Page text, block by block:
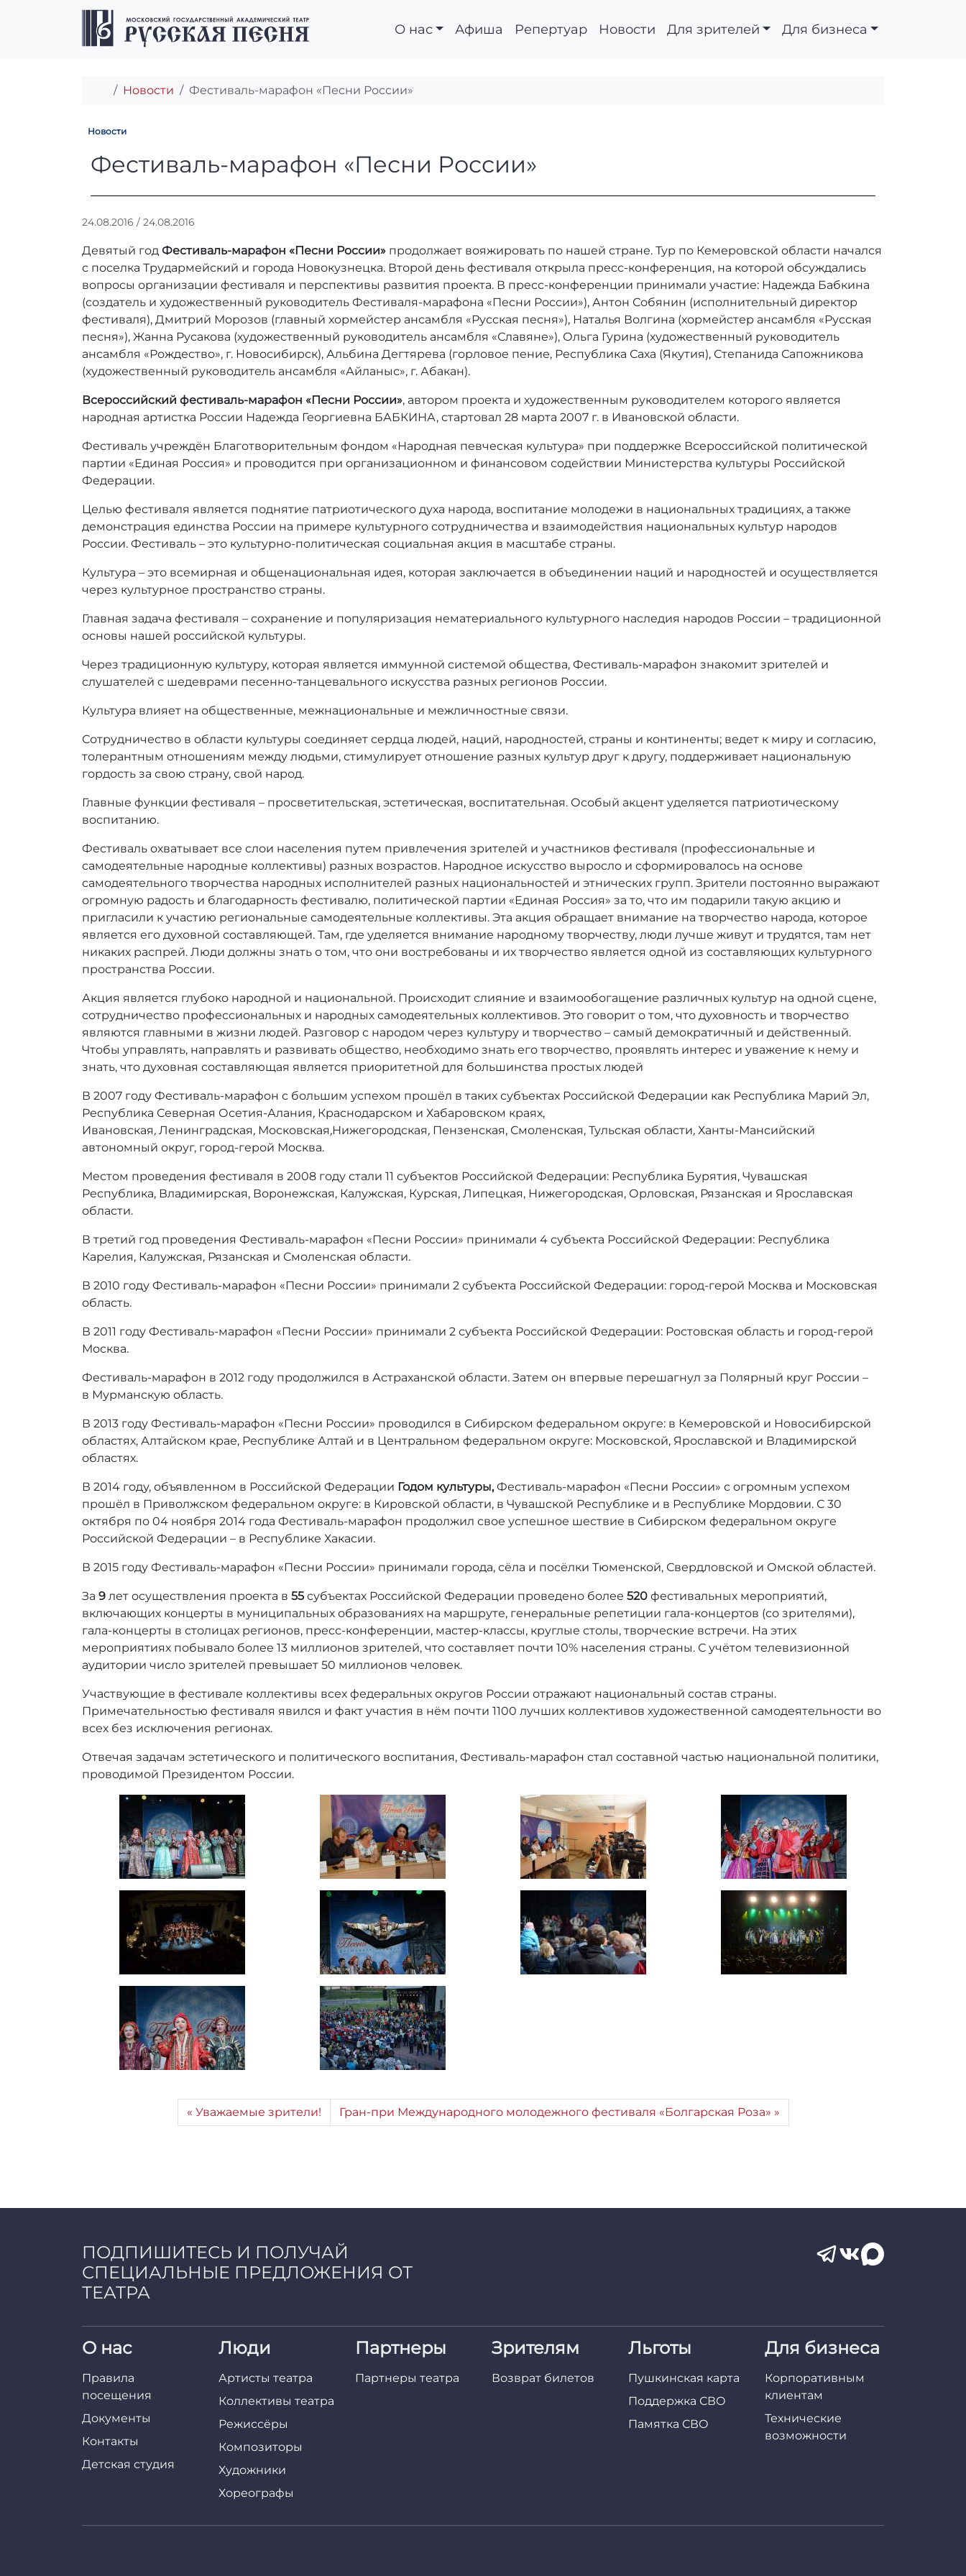
Перейти к содержимому
Перейти к футеру
О нас Афиша Репертуар Новости Для зрителей Для бизнеса
Главная
Новости Фестиваль-марафон «Песни России»
Новости
Фестиваль-марафон «Песни России»
Фестиваль-марафон «Песни России»
24.08.2016 / 24.08.2016
т
о
р
r
_
a
d
i
n
Девятый год Фестиваль-марафон «Песни России» продолжает вояжировать по нашей стране. Тур по Кемеровской области начался
с поселка Трудармейский и города Новокузнецка. Второй день фестиваля открыла пресс-конференция, на которой обсуждались
вопросы организации фестиваля и перспективы развития проекта. В пресс-конференции принимали участие: Надежда Бабкина
(создатель и художественный руководитель Фестиваля-марафона «Песни России»), Антон Собянин (исполнительный директор
фестиваля), Дмитрий Морозов (главный хормейстер ансамбля «Русская песня»), Наталья Волгина (хормейстер ансамбля «Русская
песня»), Жанна Русакова (художественный руководитель ансамбля «Славяне»), Ольга Гурина (художественный руководитель
ансамбля «Рождество», г. Новосибирск), Альбина Дегтярева (горловое пение, Республика Саха (Якутия), Степанида Сапожникова
(художественный руководитель ансамбля «Айланыс», г. Абакан).
Всероссийский фестиваль-марафон «Песни России», автором проекта и художественным руководителем которого является
народная артистка России Надежда Георгиевна БАБКИНА, стартовал 28 марта 2007 г. в Ивановской области.
Фестиваль учреждён Благотворительным фондом «Народная певческая культура» при поддержке Всероссийской политической
партии «Единая Россия» и проводится при организационном и финансовом содействии Министерства культуры Российской
Федерации.
Целью фестиваля является поднятие патриотического духа народа, воспитание молодежи в национальных традициях, а также
демонстрация единства России на примере культурного сотрудничества и взаимодействия национальных культур народов
России. Фестиваль – это культурно-политическая социальная акция в масштабе страны.
Культура – это всемирная и общенациональная идея, которая заключается в объединении наций и народностей и осуществляется
через культурное пространство страны.
Главная задача фестиваля – сохранение и популяризация нематериального культурного наследия народов России – традиционной
основы нашей российской культуры.
Через традиционную культуру, которая является иммунной системой общества, Фестиваль-марафон знакомит зрителей и
слушателей с шедеврами песенно-танцевального искусства разных регионов России.
Культура влияет на общественные, межнациональные и межличностные связи.
Сотрудничество в области культуры соединяет сердца людей, наций, народностей, страны и континенты; ведет к миру и согласию,
толерантным отношениям между людьми, стимулирует отношение разных культур друг к другу, поддерживает национальную
гордость за свою страну, свой народ.
Главные функции фестиваля – просветительская, эстетическая, воспитательная. Особый акцент уделяется патриотическому
воспитанию.
Фестиваль охватывает все слои населения путем привлечения зрителей и участников фестиваля (профессиональные и
самодеятельные народные коллективы) разных возрастов. Народное искусство выросло и сформировалось на основе
самодеятельного творчества народных исполнителей разных национальностей и этнических групп. Зрители постоянно выражают
огромную радость и благодарность фестивалю, политической партии «Единая Россия» за то, что им подарили такую акцию и
пригласили к участию региональные самодеятельные коллективы. Эта акция обращает внимание на творчество народа, которое
является его духовной составляющей. Там, где уделяется внимание народному творчеству, люди лучше живут и трудятся, там нет
никаких распрей. Люди должны знать о том, что они востребованы и их творчество является одной из составляющих культурного
пространства России.
Акция является глубоко народной и национальной. Происходит слияние и взаимообогащение различных культур на одной сцене,
сотрудничество профессиональных и народных самодеятельных коллективов. Это говорит о том, что духовность и творчество
являются главными в жизни людей. Разговор с народом через культуру и творчество – самый демократичный и действенный.
Чтобы управлять, направлять и развивать общество, необходимо знать его творчество, проявлять интерес и уважение к нему и
знать, что духовная составляющая является приоритетной для большинства простых людей
В 2007 году Фестиваль-марафон с большим успехом прошёл в таких субъектах Российской Федерации как Республика Марий Эл,
Республика Северная Осетия-Алания, Краснодарском и Хабаровском краях,
Ивановская, Ленинградская, Московская,Нижегородская, Пензенская, Смоленская, Тульская области, Ханты-Мансийский
автономный округ, город-герой Москва.
Местом проведения фестиваля в 2008 году стали 11 субъектов Российской Федерации: Республика Бурятия, Чувашская
Республика, Владимирская, Воронежская, Калужская, Курская, Липецкая, Нижегородская, Орловская, Рязанская и Ярославская
области.
В третий год проведения Фестиваль-марафон «Песни России» принимали 4 субъекта Российской Федерации: Республика
Карелия, Калужская, Рязанская и Смоленская области.
В 2010 году Фестиваль-марафон «Песни России» принимали 2 субъекта Российской Федерации: город-герой Москва и Московская
область.
В 2011 году Фестиваль-марафон «Песни России» принимали 2 субъекта Российской Федерации: Ростовская область и город-герой
Москва.
Фестиваль-марафон в 2012 году продолжился в Астраханской области. Затем он впервые перешагнул за Полярный круг России –
в Мурманскую область.
В 2013 году Фестиваль-марафон «Песни России» проводился в Сибирском федеральном округе: в Кемеровской и Новосибирской
областях, Алтайском крае, Республике Алтай и в Центральном федеральном округе: Московской, Ярославской и Владимирской
областях.
В 2014 году, объявленном в Российской Федерации Годом культуры, Фестиваль-марафон «Песни России» с огромным успехом
прошёл в Приволжском федеральном округе: в Кировской области, в Чувашской Республике и в Республике Мордовии. С 30
октября по 04 ноября 2014 года Фестиваль-марафон продолжил свое успешное шествие в Сибирском федеральном округе
Российской Федерации – в Республике Хакасии.
В 2015 году Фестиваль-марафон «Песни России» принимали города, сёла и посёлки Тюменской, Свердловской и Омской областей.
За 9 лет осуществления проекта в 55 субъектах Российской Федерации проведено более 520 фестивальных мероприятий,
включающих концерты в муниципальных образованиях на маршруте, генеральные репетиции гала-концертов (со зрителями),
гала-концерты в столицах регионов, пресс-конференции, мастер-классы, круглые столы, творческие встречи. На этих
мероприятиях побывало более 13 миллионов зрителей, что составляет почти 10% населения страны. С учётом телевизионной
аудитории число зрителей превышает 50 миллионов человек.
Участвующие в фестивале коллективы всех федеральных округов России отражают национальный состав страны.
Примечательностью фестиваля явился и факт участия в нём почти 1100 лучших коллективов художественной самодеятельности во
всех без исключения регионах.
Отвечая задачам эстетического и политического воспитания, Фестиваль-марафон стал составной частью национальной политики,
проводимой Президентом России.
Уважаемые зрители! Гран-при Международного молодежного фестиваля «Болгарская Роза»
ПОДПИШИТЕСЬ И ПОЛУЧАЙ
СПЕЦИАЛЬНЫЕ ПРЕДЛОЖЕНИЯ ОТ
ТЕАТРА
О нас
Правила
посещения
Документы
Контакты
Детская студия
Люди
Артисты театра
Коллективы театра
Режиссёры
Композиторы
Художники
Хореографы
Партнеры
Партнеры театра
Зрителям
Возврат билетов
Льготы
Пушкинская карта
Поддержка СВО
Памятка СВО
Для бизнеса
Корпоративным
клиентам
Технические
возможности